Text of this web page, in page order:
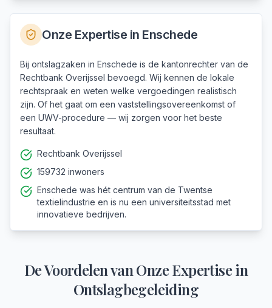
Onze Expertise in Enschede
Bij ontslagzaken in Enschede is de kantonrechter van de
Rechtbank Overijssel bevoegd. Wij kennen de lokale
rechtspraak en weten welke vergoedingen realistisch
zijn. Of het gaat om een vaststellingsovereenkomst of
een UWV-procedure — wij zorgen voor het beste
resultaat.
Rechtbank Overijssel
159732 inwoners
Enschede was hét centrum van de Twentse
textielindustrie en is nu een universiteitsstad met
innovatieve bedrijven.
De Voordelen van Onze Expertise in
Ontslagbegeleiding